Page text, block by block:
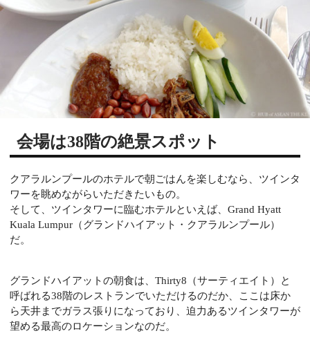
会場は38階の絶景スポット
クアラルンプールのホテルで朝ごはんを楽しむなら、ツインタ
ワーを眺めながらいただきたいもの。
そして、ツインタワーに臨むホテルといえば、Grand Hyatt
Kuala Lumpur（グランドハイアット・クアラルンプール）
だ。
グランドハイアットの朝食は、Thirty8（サーティエイト）と
呼ばれる38階のレストランでいただけるのだか、ここは床か
ら天井までガラス張りになっており、迫力あるツインタワーが
望める最高のロケーションなのだ。